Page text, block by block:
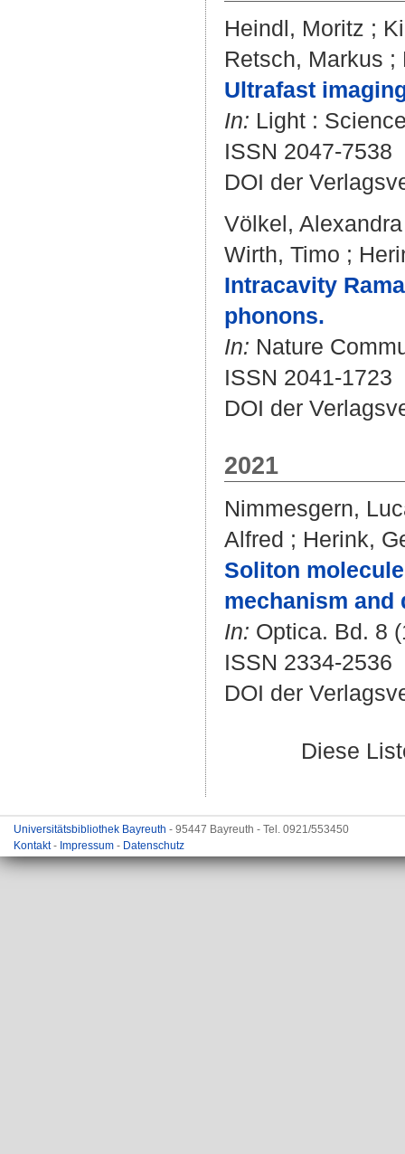
Heindl, Moritz ;
Retsch, Markus ;
Ultrafast
In: Light :
ISSN 2047-7538
DOI der
Völkel, Alexandra
Wirth, Timo ;
Intracavity
phonons.
In: Nature
ISSN 2041-1723
DOI der
2021
Nimmesgern,
Alfred ; Herink,
Soliton
mechanism
In: Optica. Bd. 8
ISSN 2334-2536
DOI der
Diese
Universitätsbibliothek Bayreuth - 95447 Bayreuth - Tel. 0921/553450
Kontakt- Impressum - Datenschutz